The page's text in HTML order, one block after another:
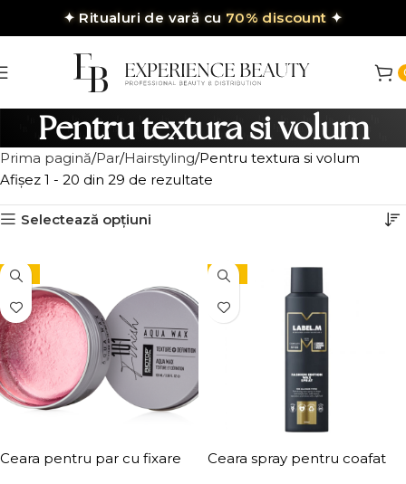
✦ Ritualuri de vară cu 70% discount ✦
Pentru textura si volum
Prima pagină Par Hairstyling Pentru textura si volum
Afișez 1 - 20 din 29 de rezultate
Selectează opțiuni
-15%
Ceara pentru par cu fixare
-15%
Ceara spray pentru coafat